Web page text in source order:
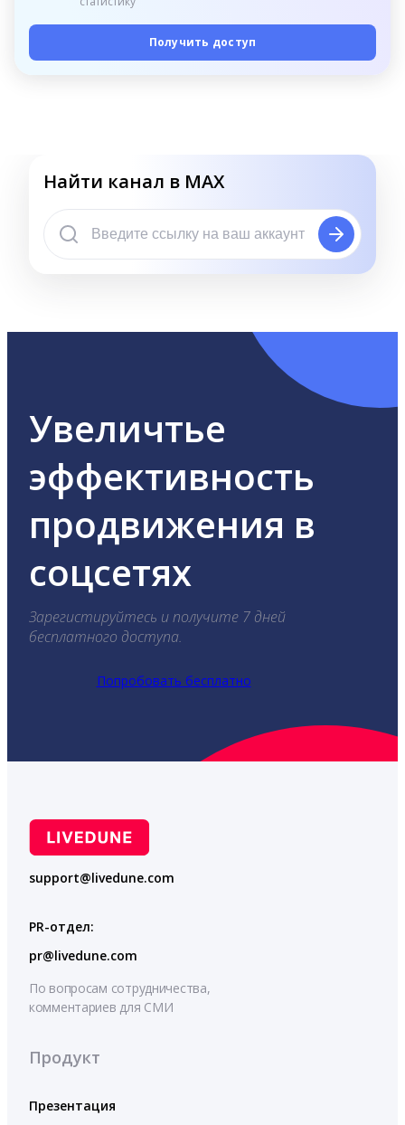
Получить доступ
Найти канал в MAX
Увеличтье
эффективность
продвижения в
соцсетях
Зарегистируйтесь и получите 7 дней
бесплатного доступа.
Попробовать бесплатно
support@livedune.com
PR-отдел:
pr@livedune.com
По вопросам сотрудничества,
комментариев для СМИ
Продукт
Презентация